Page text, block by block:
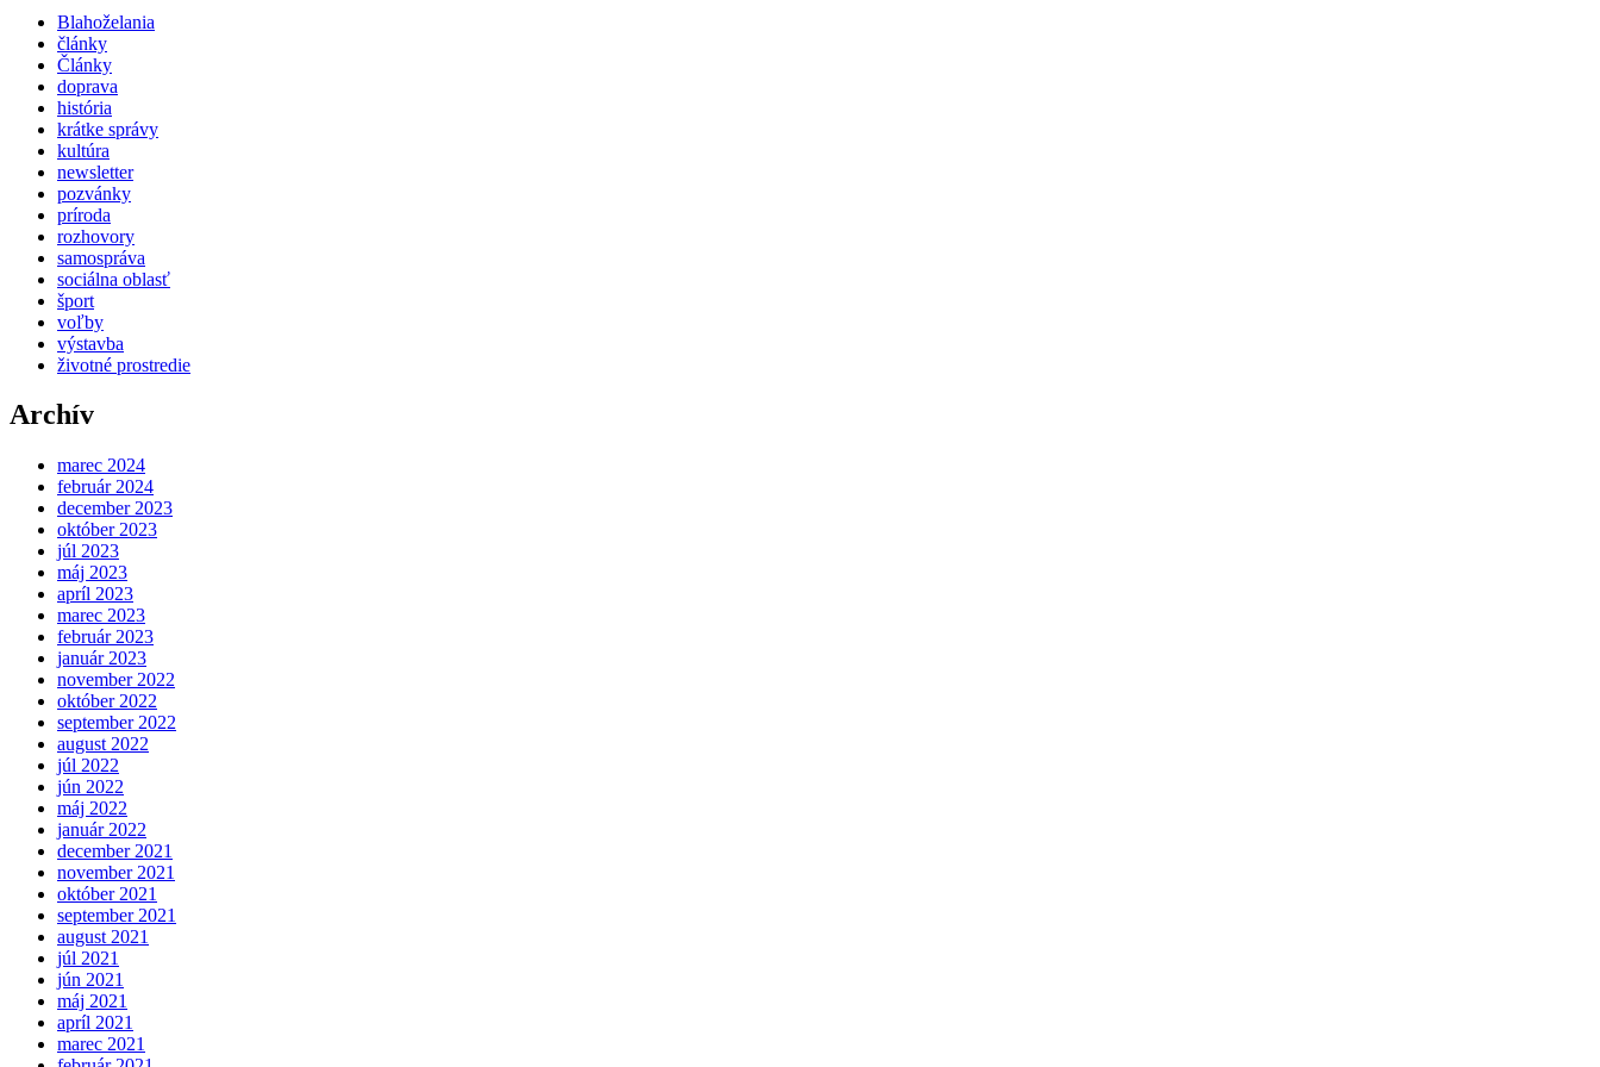
Blahoželania
články
Články
doprava
história
krátke správy
kultúra
newsletter
pozvánky
príroda
rozhovory
samospráva
sociálna oblasť
šport
voľby
výstavba
životné prostredie
Archív
marec 2024
február 2024
december 2023
október 2023
júl 2023
máj 2023
apríl 2023
marec 2023
február 2023
január 2023
november 2022
október 2022
september 2022
august 2022
júl 2022
jún 2022
máj 2022
január 2022
december 2021
november 2021
október 2021
september 2021
august 2021
júl 2021
jún 2021
máj 2021
apríl 2021
marec 2021